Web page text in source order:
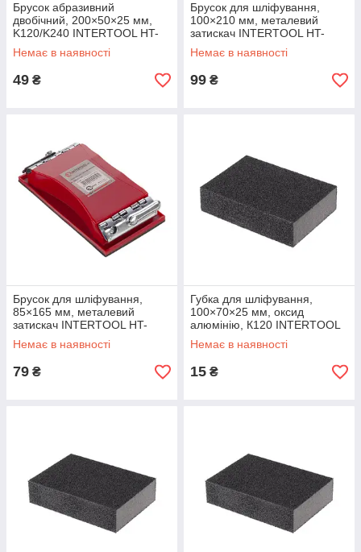
Брусок абразивний
двобічний, 200×50×25 мм,
K120/K240 INTERTOOL HT-
0552
Немає в наявності
49 ₴
Брусок для шліфування,
100×210 мм, металевий
затискач INTERTOOL HT-
0002
Немає в наявності
99 ₴
Брусок для шліфування,
85×165 мм, металевий
затискач INTERTOOL HT-
0001
Немає в наявності
79 ₴
Губка для шліфування,
100×70×25 мм, оксид
алюмінію, К120 INTERTOOL
HT-0912
Немає в наявності
15 ₴